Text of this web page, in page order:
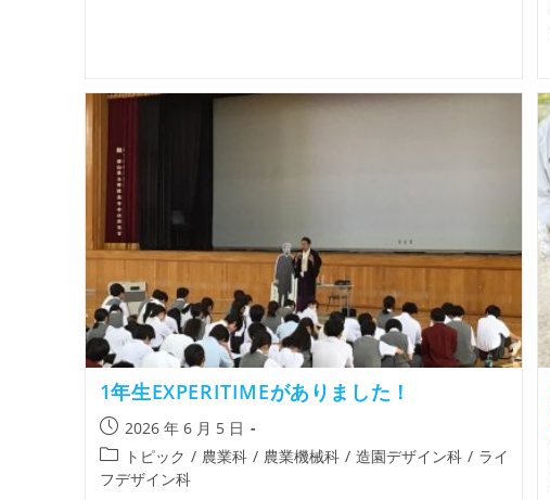
1年生EXPERITIMEがありました！
2026 年 6 月 5 日
トピック / 農業科 / 農業機械科 / 造園デザイン科 / ライ
フデザイン科